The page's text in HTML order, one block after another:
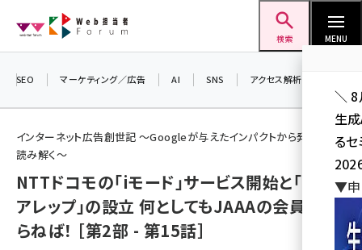
ン
検索 MENU
seo (3541)
ai (2827)
youtube (2449)
SEO マーケティング／広告 AI SNS アクセス解析／データ分析
インターネット広告創世記 ～Googleが与えたインパクトから発展史を
読み解く～
NTTドコモの「iモード」サービス開始と「キャリ
アレップ」の設立 何としてもJAAAの会員にな
らねば！ ［第2部 - 第15話］
＼ 8
生
る
▼申